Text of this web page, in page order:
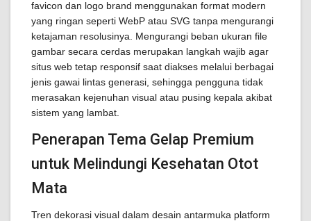
favicon dan logo brand menggunakan format modern
yang ringan seperti WebP atau SVG tanpa mengurangi
ketajaman resolusinya. Mengurangi beban ukuran file
gambar secara cerdas merupakan langkah wajib agar
situs web tetap responsif saat diakses melalui berbagai
jenis gawai lintas generasi, sehingga pengguna tidak
merasakan kejenuhan visual atau pusing kepala akibat
sistem yang lambat.
Penerapan Tema Gelap Premium
untuk Melindungi Kesehatan Otot
Mata
Tren dekorasi visual dalam desain antarmuka platform